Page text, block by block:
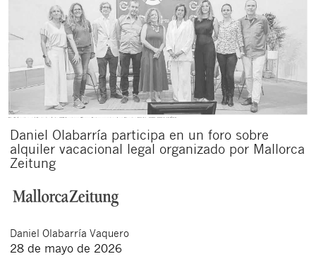
Daniel Olabarría participa en un foro sobre
alquiler vacacional legal organizado por Mallorca
Zeitung
Daniel Olabarría Vaquero
28 de mayo de 2026